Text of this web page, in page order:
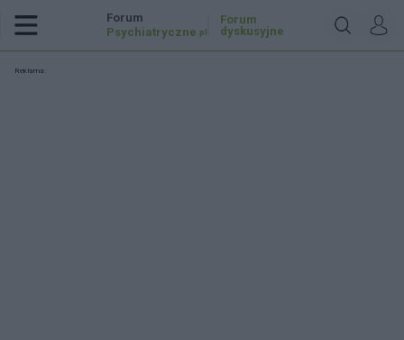
Forum
Psychiatryczne .pl
Forum
dyskusyjne
Reklama: